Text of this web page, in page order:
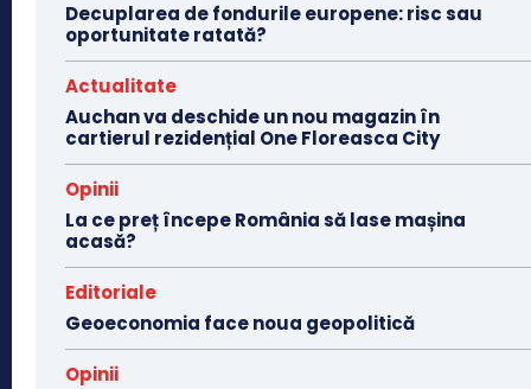
Decuplarea de fondurile europene: risc sau
oportunitate ratată?
Actualitate
Auchan va deschide un nou magazin în
cartierul rezidențial One Floreasca City
Opinii
La ce preț începe România să lase mașina
acasă?
Editoriale
Geoeconomia face noua geopolitică
Opinii